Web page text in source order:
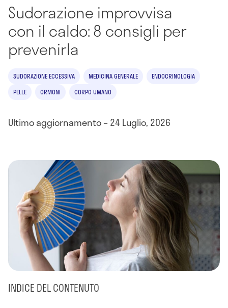
Sudorazione improvvisa
con il caldo: 8 consigli per
prevenirla
SUDORAZIONE ECCESSIVA MEDICINA GENERALE
ENDOCRINOLOGIA
PELLE
ORMONI CORPO UMANO
Ultimo aggiornamento – 24 Luglio, 2026
INDICE DEL CONTENUTO